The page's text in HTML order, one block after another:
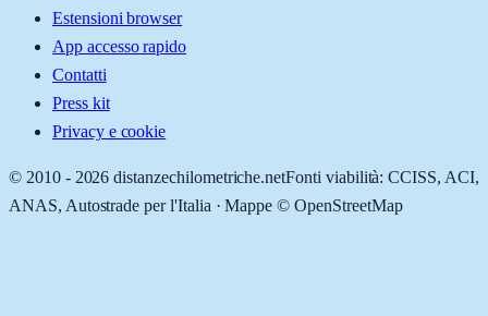
Estensioni browser
App accesso rapido
Contatti
Press kit
Privacy e cookie
© 2010 - 2026 distanzechilometriche.netFonti viabilità: CCISS, ACI,
ANAS, Autostrade per l'Italia · Mappe © OpenStreetMap